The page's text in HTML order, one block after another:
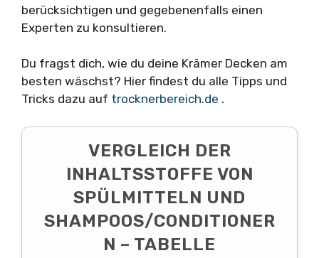
berücksichtigen und gegebenenfalls einen
Experten zu konsultieren.
Du fragst dich, wie du deine Krämer Decken am
besten wäschst? Hier findest du alle Tipps und
Tricks dazu auf trocknerbereich.de .
VERGLEICH DER
INHALTSSTOFFE VON
SPÜLMITTELN UND
SHAMPOOS/CONDITIONER
N – TABELLE